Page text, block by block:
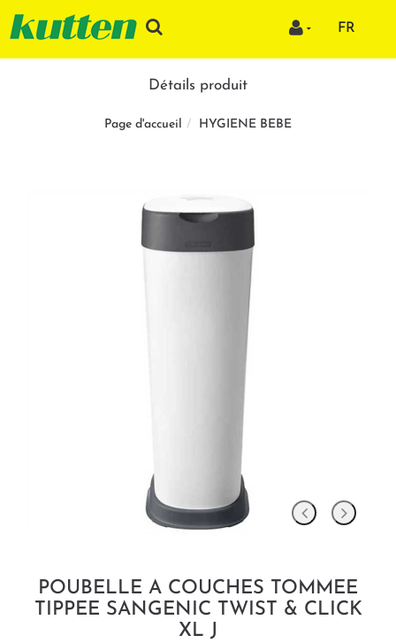
FR
Détails produit
Page d'accueil HYGIENE BEBE
POUBELLE A COUCHES TOMMEE
TIPPEE SANGENIC TWIST & CLICK
XL J